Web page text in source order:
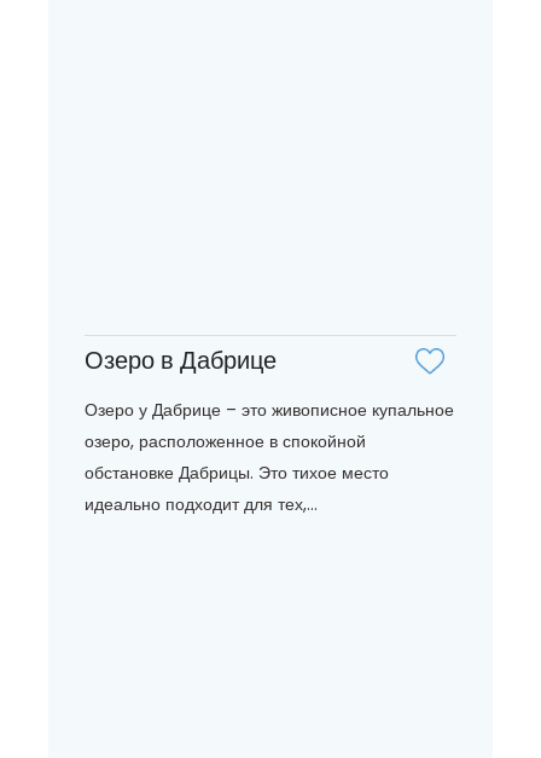
Озеро в Дабрице
Озеро у Дабрице – это живописное купальное
озеро, расположенное в спокойной
обстановке Дабрицы. Это тихое место
идеально подходит для тех,...